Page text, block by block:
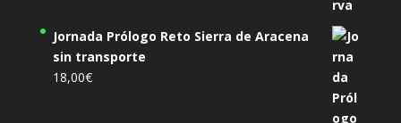
Jornada Prólogo Reto Sierra de Aracena
sin transporte
18,00€